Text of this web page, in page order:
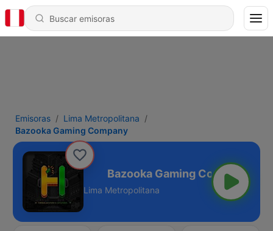
Emisoras
Lima Metropolitana
Bazooka Gaming Company
Company
Lima Metropolitana